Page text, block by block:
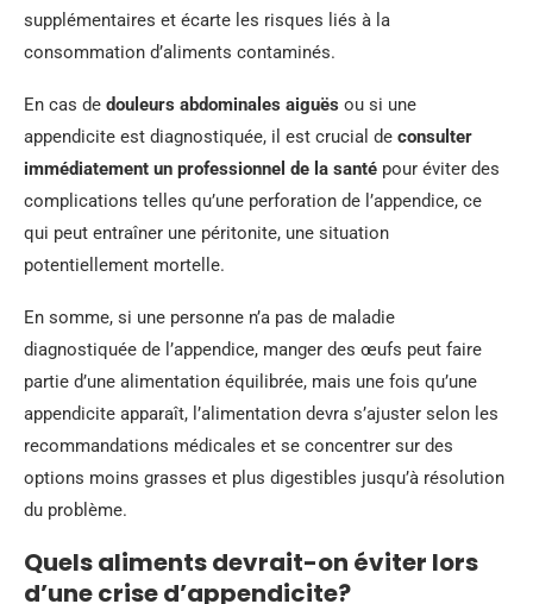
supplémentaires et écarte les risques liés à la
consommation d’aliments contaminés.
En cas de douleurs abdominales aiguës ou si une
appendicite est diagnostiquée, il est crucial de consulter
immédiatement un professionnel de la santé pour éviter des
complications telles qu’une perforation de l’appendice, ce
qui peut entraîner une péritonite, une situation
potentiellement mortelle.
En somme, si une personne n’a pas de maladie
diagnostiquée de l’appendice, manger des œufs peut faire
partie d’une alimentation équilibrée, mais une fois qu’une
appendicite apparaît, l’alimentation devra s’ajuster selon les
recommandations médicales et se concentrer sur des
options moins grasses et plus digestibles jusqu’à résolution
du problème.
Quels aliments devrait-on éviter lors
d’une crise d’appendicite?